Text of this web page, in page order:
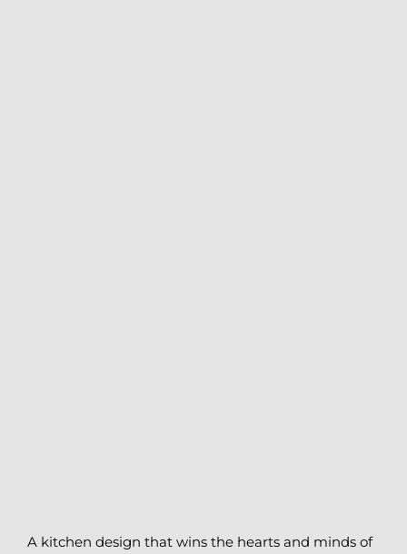
A kitchen design that wins the hearts and minds of